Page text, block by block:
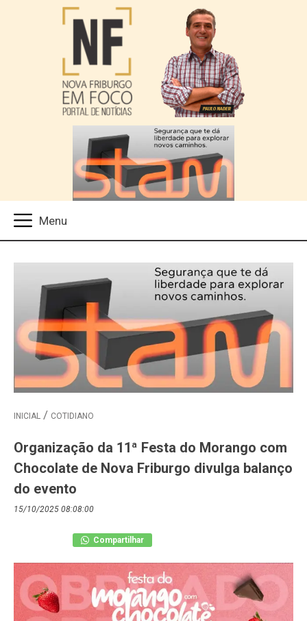
INICIAL COTIDIANO
Organização da 11ª Festa do Morango com
Chocolate de Nova Friburgo divulga balanço
do evento
15/10/2025 08:08:00
Compartilhar